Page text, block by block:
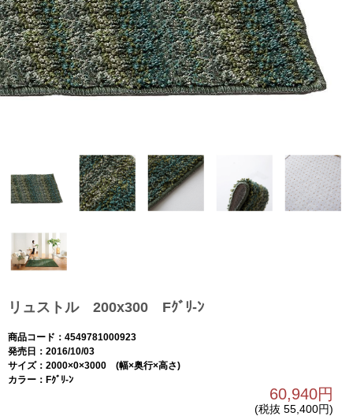
リュストル 200x300 Fｸﾞﾘ-ﾝ
商品コード：4549781000923
発売日：2016/10/03
サイズ：2000×0×3000 (幅×奥行×高さ)
カラー：Fｸﾞﾘ-ﾝ
60,940円
(税抜 55,400円)